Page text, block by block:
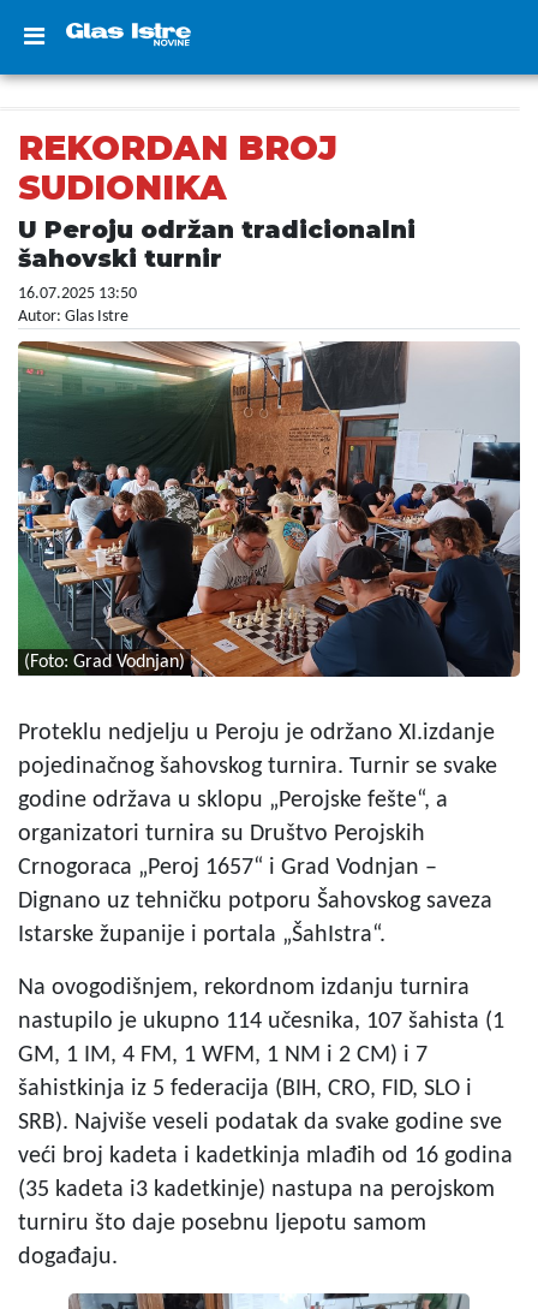
REKORDAN BROJ
SUDIONIKA
U Peroju održan tradicionalni
šahovski turnir
16.07.2025 13:50
Autor: Glas Istre
(Foto: Grad Vodnjan)
Proteklu nedjelju u Peroju je održano XI.izdanje
pojedinačnog šahovskog turnira. Turnir se svake
godine održava u sklopu „Perojske fešte“, a
organizatori turnira su Društvo Perojskih
Crnogoraca „Peroj 1657“ i Grad Vodnjan –
Dignano uz tehničku potporu Šahovskog saveza
Istarske županije i portala „ŠahIstra“.
Na ovogodišnjem, rekordnom izdanju turnira
nastupilo je ukupno 114 učesnika, 107 šahista (1
GM, 1 IM, 4 FM, 1 WFM, 1 NM i 2 CM) i 7
šahistkinja iz 5 federacija (BIH, CRO, FID, SLO i
SRB). Najviše veseli podatak da svake godine sve
veći broj kadeta i kadetkinja mlađih od 16 godina
(35 kadeta i3 kadetkinje) nastupa na perojskom
turniru što daje posebnu ljepotu samom
događaju.